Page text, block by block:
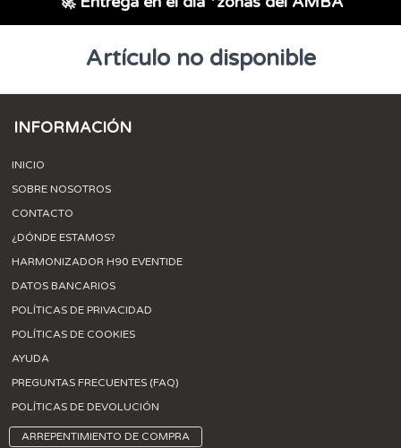
Artículo no disponible
INFORMACIÓN
INICIO
SOBRE NOSOTROS
CONTACTO
¿DÓNDE ESTAMOS?
HARMONIZADOR H90 EVENTIDE
DATOS BANCARIOS
POLÍTICAS DE PRIVACIDAD
POLÍTICAS DE COOKIES
AYUDA
PREGUNTAS FRECUENTES (FAQ)
POLÍTICAS DE DEVOLUCIÓN
ARREPENTIMIENTO DE COMPRA